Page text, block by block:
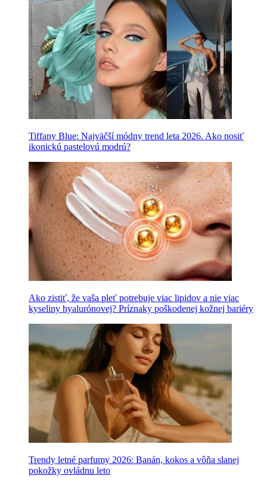
Tiffany Blue: Najväčší módny trend leta 2026. Ako nosiť
ikonickú pastelovú modrú?
Ako zistiť, že vaša pleť potrebuje viac lipidov a nie viac
kyseliny hyalurónovej? Príznaky poškodenej kožnej bariéry
Trendy letné parfumy 2026: Banán, kokos a vôňa slanej
pokožky ovládnu leto